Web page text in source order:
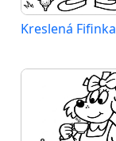
Kreslená Fifinka